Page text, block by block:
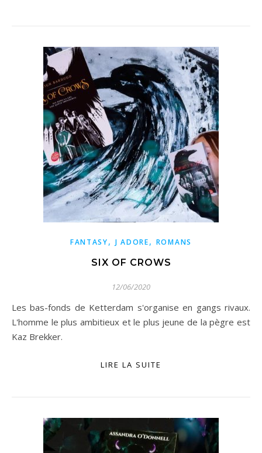
FANTASY, J ADORE, ROMANS
SIX OF CROWS
12/06/2020
Les bas-fonds de Ketterdam s'organise en gangs rivaux.
L'homme le plus ambitieux et le plus jeune de la pègre est
Kaz Brekker.
LIRE LA SUITE